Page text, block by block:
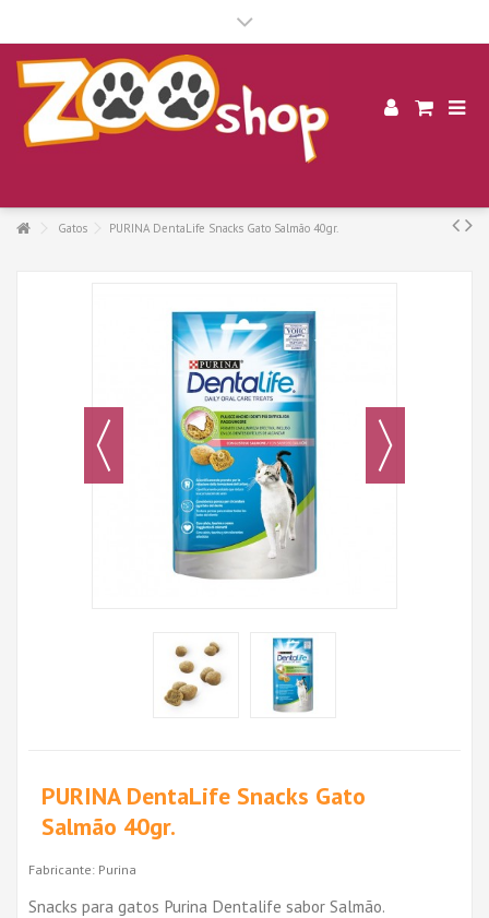
Gatos PURINA DentaLife Snacks Gato Salmão 40gr.
PURINA DentaLife Snacks Gato
Salmão 40gr.
Fabricante: Purina
Snacks para gatos Purina Dentalife sabor Salmão.